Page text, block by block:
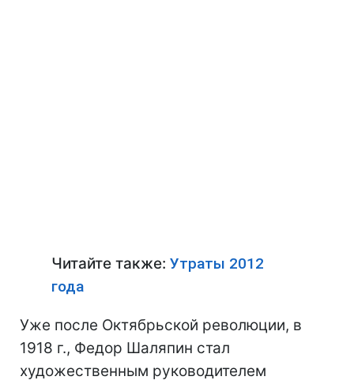
Читайте также: Утраты 2012
года
Уже после Октябрьской революции, в
1918 г., Федор Шаляпин стал
художественным руководителем